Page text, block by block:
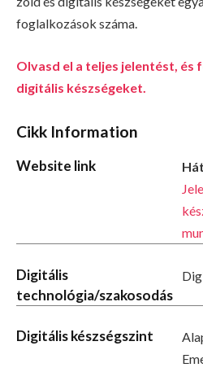
foglalkozások száma.
Olvasd el a teljes jelentést, és
digitális készségeket.
Cikk Information
Website link
Digitális
technológia/szakosodás
Digitális készségszint